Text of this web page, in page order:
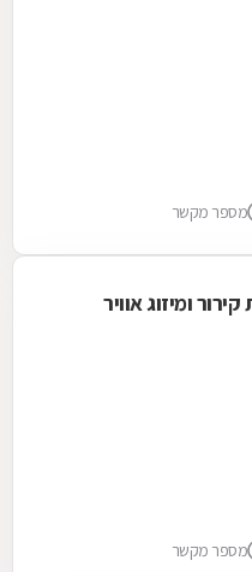
מספר מקשר
מספר מקשר